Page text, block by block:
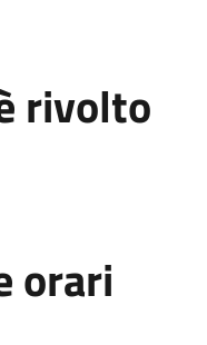
rivolto
orari